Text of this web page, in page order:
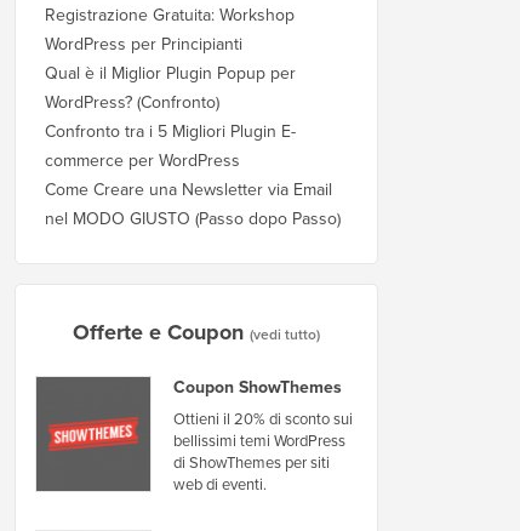
Registrazione Gratuita: Workshop
WordPress per Principianti
Qual è il Miglior Plugin Popup per
WordPress? (Confronto)
Confronto tra i 5 Migliori Plugin E-
commerce per WordPress
Come Creare una Newsletter via Email
nel MODO GIUSTO (Passo dopo Passo)
Offerte e Coupon (vedi tutto)
Coupon ShowThemes
Ottieni il 20% di sconto sui
bellissimi temi WordPress
di ShowThemes per siti
web di eventi.